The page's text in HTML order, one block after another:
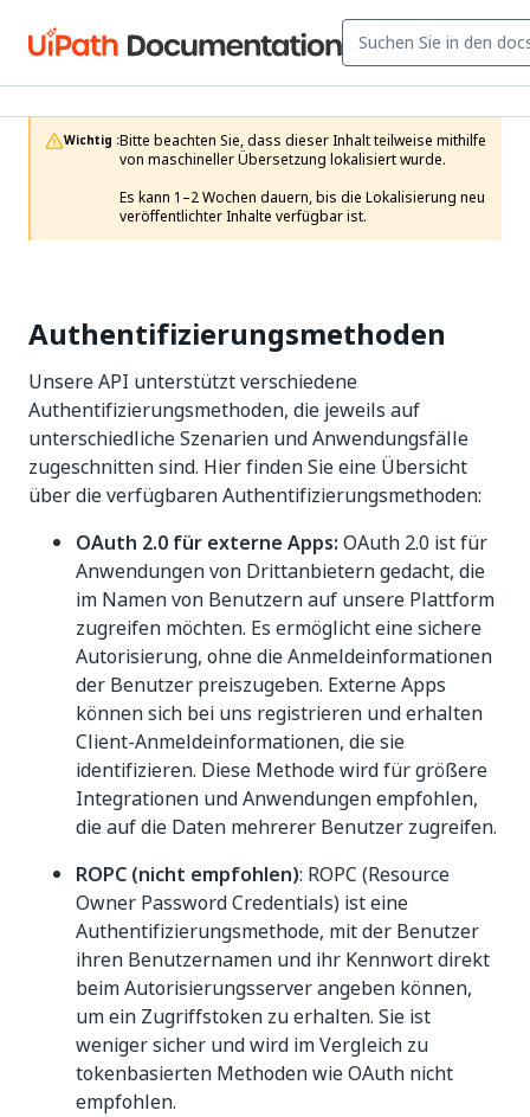
Wichtig :Bitte beachten Sie, dass dieser Inhalt teilweise mithilfe
von maschineller Übersetzung lokalisiert wurde.
Es kann 1–2 Wochen dauern, bis die Lokalisierung neu
veröffentlichter Inhalte verfügbar ist.
Authentifizierungsmethoden
Unsere API unterstützt verschiedene
Authentifizierungsmethoden, die jeweils auf
unterschiedliche Szenarien und Anwendungsfälle
zugeschnitten sind. Hier finden Sie eine Übersicht
über die verfügbaren Authentifizierungsmethoden:
OAuth 2.0 für externe Apps: OAuth 2.0 ist für
Anwendungen von Drittanbietern gedacht, die
im Namen von Benutzern auf unsere Plattform
zugreifen möchten. Es ermöglicht eine sichere
Autorisierung, ohne die Anmeldeinformationen
der Benutzer preiszugeben. Externe Apps
können sich bei uns registrieren und erhalten
Client-Anmeldeinformationen, die sie
identifizieren. Diese Methode wird für größere
Integrationen und Anwendungen empfohlen,
die auf die Daten mehrerer Benutzer zugreifen.
ROPC (nicht empfohlen): ROPC (Resource
Owner Password Credentials) ist eine
Authentifizierungsmethode, mit der Benutzer
ihren Benutzernamen und ihr Kennwort direkt
beim Autorisierungsserver angeben können,
um ein Zugriffstoken zu erhalten. Sie ist
weniger sicher und wird im Vergleich zu
tokenbasierten Methoden wie OAuth nicht
empfohlen.